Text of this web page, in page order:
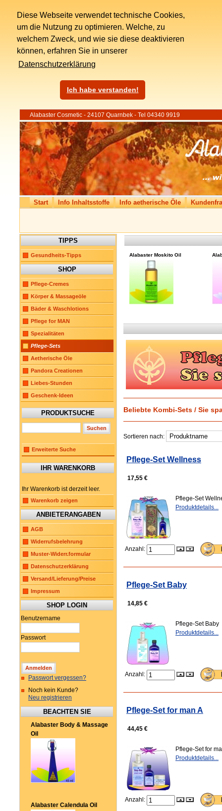
Diese Webseite verwendet technische Cookies,
um die Nutzung zu optimieren. Welche, zu
welchem Zweck, und wie sie diese deaktivieren
können, erfahren Sie in unserer
Datenschutzerklärung
Ich habe verstanden!
Alabaster Cosmetic - 24107 Quarnbek - Tel 04340 9919
Start Info Inhaltsstoffe Info aetherische Öle
TIPPS
Gesundheits-Tipps
SHOP
Pflege-Cremes
Körper & Massageöle
Bäder & Waschlotions
Pflege for MAN
Spezialitäten
Pflege-Sets
Aetherische Öle
Pandora Creationen
Liebes-Stunden
Geschenk-Ideen
PRODUKTSUCHE
Erweiterte Suche
IHR WARENKORB
Ihr Warenkorb ist derzeit leer.
Warenkorb zeigen
ANBIETERANGABEN
AGB
Widerrufsbelehrung
Muster-Widerr.formular
Datenschutzerklärung
Versand/Lieferung/Preise
Impressum
SHOP LOGIN
Benutzername
Passwort
Passwort vergessen?
Noch kein Kunde?
Neu registrieren
BEACHTEN SIE
Alabaster Body & Massage
Oil
Alabaster Calendula Oil
Alabaster Moskito Oil
Beliebte Kombi-Sets / Sie
Sortieren nach:
Pflege-Set Wellness
17,55 €
Pflege-Set
Produktdetails...
Anzahl:
Pflege-Set Baby
14,85 €
Pflege-Set Baby
Produktdetails...
Anzahl:
Pflege-Set for man A
44,45 €
Pflege-Set for
Produktdetails...
Anzahl: